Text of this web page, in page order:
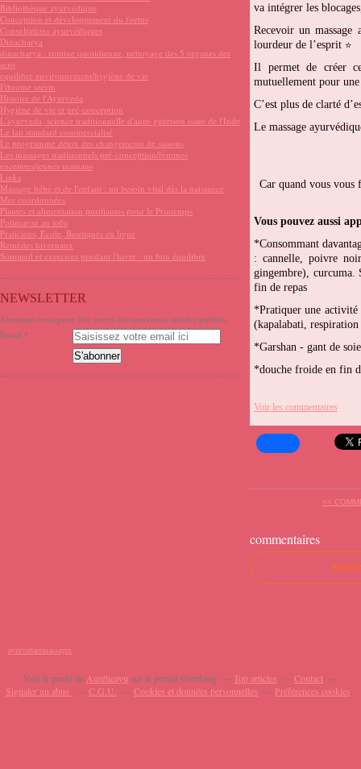
Bibliothèque ayurvédique
Conception et développement du foetus
Consultations ayurvédiques
Dinacharya
dinacharya : routine quotidienne, nettoyage des 5 organes des
sens
equilibre environnement/hygiène de vie
Fibrome utérin
Histoire de l'Ayurveda
Hygiène de vie et pré-conception
L'ayurveda, science traditionnelle d'auto-guérison issue de l'Inde
Le lait standard commercialisé
Le programme détox des changements de saisons
Les massages traditionnels pré-conception/femmes
enceintes/jeunes mamans
Links
Massage bébé et de l'enfant : un besoin vital dès la naissance
Mes coordonnées
Plantes et alimentation purifiantes pour le Printemps
Potimaron au tofu
Praticiens, Ecole, Boutiques en ligne
Remèdes hivernaux
Sommeil et exercices pendant l'hiver : un bon équilibre
NEWSLETTER
Abonnez-vous pour être averti des nouveaux articles publiés.
Email
va intégrer les
Recevoir un massage
lourdeur de l’esprit ⭐
Il permet de créer
mutuellement pour
C’est plus de clarté
Le massage
Car quand vous vous
Vous pouvez aussi
*Consommant
: cannelle, poivre
gingembre), curcuma.
fin de repas
*Pratiquer une activité
(kapalabati,
*Garshan - gant de
*douche froide en fin
Voir les commentaires
<<
commentaires
ayurvedaetmassages
Voir le profil de Aurélieayu sur le portail Overblog Top articles
Contact
Signaler un abus
C.G.U. Cookies et données personnelles Préférences cookies